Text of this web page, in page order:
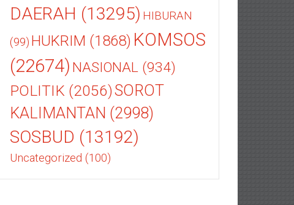
DAERAH (13295) HIBURAN
(99) HUKRIM (1868) KOMSOS
(22674) NASIONAL (934)
POLITIK (2056)SOROT
KALIMANTAN (2998)
SOSBUD (13192)
Uncategorized (100)